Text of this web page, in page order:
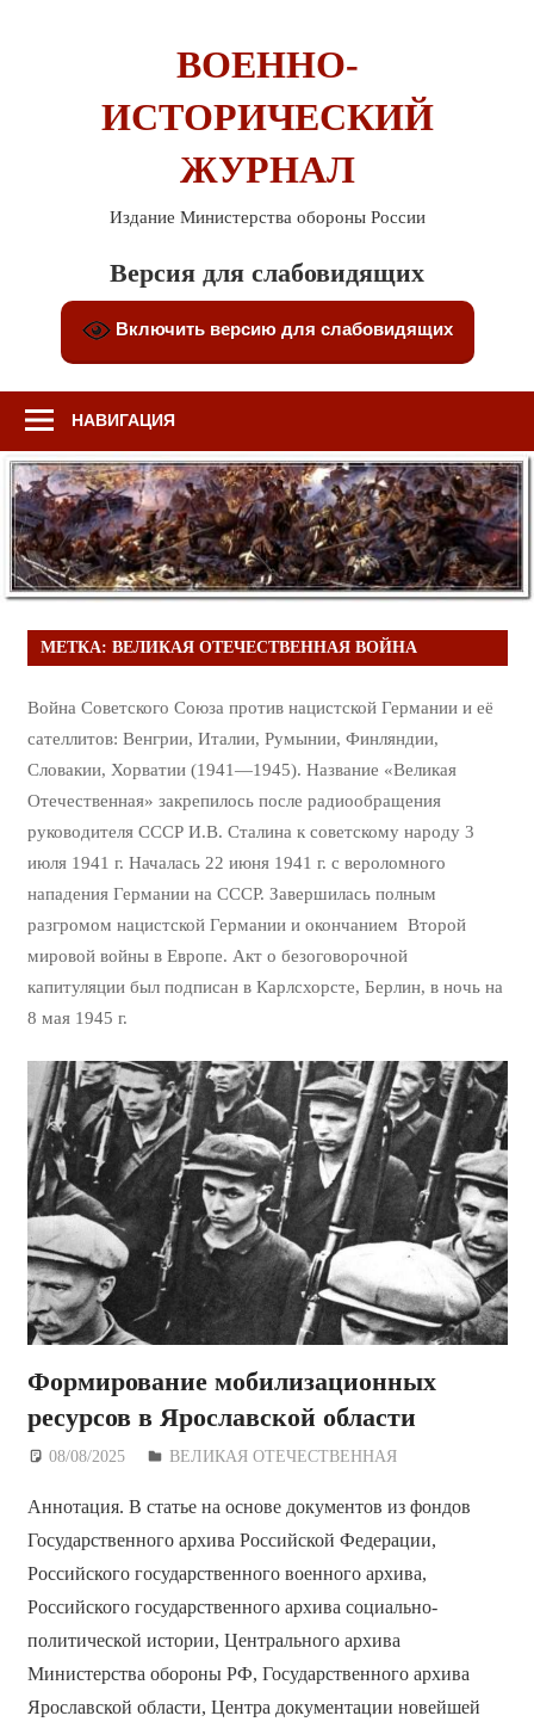
ВОЕННО-
ИСТОРИЧЕСКИЙ
ЖУРНАЛ
Издание Министерства обороны России
Версия для слабовидящих
Включить версию для слабовидящих
НАВИГАЦИЯ
МЕТКА: ВЕЛИКАЯ ОТЕЧЕСТВЕННАЯ ВОЙНА
Война Советского Союза против нацистской Германии и её
сателлитов: Венгрии, Италии, Румынии, Финляндии,
Словакии, Хорватии (1941—1945). Название «Великая
Отечественная» закрепилось после радиообращения
руководителя СССР И.В. Сталина к советскому народу 3
июля 1941 г. Началась 22 июня 1941 г. с вероломного
нападения Германии на СССР. Завершилась полным
разгромом нацистской Германии и окончанием Второй
мировой войны в Европе. Акт о безоговорочной
капитуляции был подписан в Карлсхорсте, Берлин, в ночь на
8 мая 1945 г.
Формирование мобилизационных
ресурсов в Ярославской области
08/08/2025 Дежурный по Редакции
ВЕЛИКАЯ ОТЕЧЕСТВЕННАЯ
Аннотация. В статье на основе документов из фондов
Государственного архива Российской Федерации,
Российского государственного военного архива,
Российского государственного архива социально-
политической истории, Центрального архива
Министерства обороны РФ, Государственного архива
Ярославской области, Центра документации новейшей